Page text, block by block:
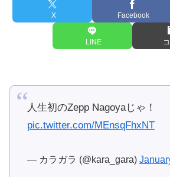
X Facebook
LINE
人生初のZepp Nagoyaじゃ！
pic.twitter.com/MEnsqFhxNT
— カラガラ (@kara_gara)